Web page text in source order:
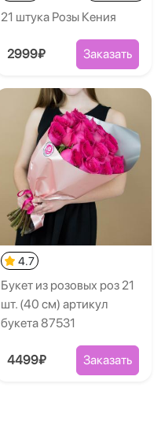
21 штука Розы Кения
2999₽ Заказать
4.7
Букет из розовых роз 21
шт. (40 см) артикул
букета 87531
4499₽ Заказать